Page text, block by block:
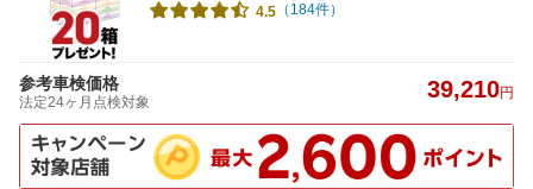
4.5 （184件）
参考車検価格
法定24ヶ月点検対象 39,210円